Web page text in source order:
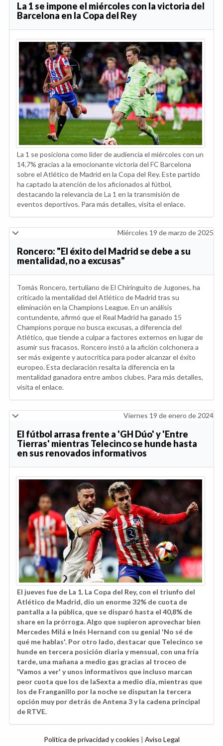
La 1 se impone el miércoles con la victoria del
Barcelona en la Copa del Rey
La 1 se posiciona como líder de audiencia el miércoles con un
14,7% gracias a la emocionante victoria del FC Barcelona
sobre el Atlético de Madrid en la Copa del Rey. Este partido
ha captado la atención de los aficionados al fútbol,
destacando la relevancia de La 1 en la transmisión de
eventos deportivos. Para más detalles, visita el enlace.
Miércoles 19 de marzo de 2025
Roncero: "El éxito del Madrid se debe a su
mentalidad, no a excusas"
Tomás Roncero, tertuliano de El Chiringuito de Jugones, ha
criticado la mentalidad del Atlético de Madrid tras su
eliminación en la Champions League. En un análisis
contundente, afirmó que el Real Madrid ha ganado 15
Champions porque no busca excusas, a diferencia del
Atlético, que tiende a culpar a factores externos en lugar de
asumir sus fracasos. Roncero instó a la afición colchonera a
ser más exigente y autocrítica para poder alcanzar el éxito
europeo. Esta declaración resalta la diferencia en la
mentalidad ganadora entre ambos clubes. Para más detalles,
visita el enlace.
Viernes 19 de enero de 2024
El fútbol arrasa frente a 'GH Dúo' y 'Entre
Tierras' mientras Telecinco se hunde hasta
en sus renovados informativos
El jueves fue de La 1. La Copa del Rey, con el triunfo del
Atlético de Madrid, dio un enorme 32% de cuota de
pantalla a la pública, que se disparó hasta el 40,8% de
share en la prórroga. Algo que supieron aprovechar bien
Mercedes Milá e Inés Hernand con su genial 'No sé de
qué me hablas'. Por otro lado, destacar que Telecinco se
hunde en tercera posición diaria y mensual, con una fría
tarde, una mañana a medio gas gracias al troceo de
'Vamos a ver' y unos informativos que incluso marcan
peor cuota que los de laSexta a medio día, mientras que
los de Franganillo por la noche se disputan la tercera
opción muy por detrás de Antena 3 y la cadena principal
de RTVE.
Política de privacidad y cookies | Aviso Legal